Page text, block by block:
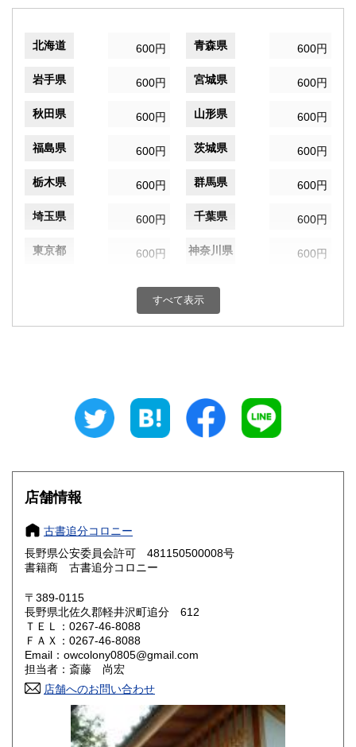
北海道 600円 青森県 600円
岩手県 600円 宮城県 600円
秋田県 600円 山形県 600円
福島県 600円 茨城県 600円
栃木県 600円 群馬県 600円
埼玉県 600円 千葉県 600円
東京都 600円 神奈川県 600円
600円 富山県
600円 三重県
大阪府
奈良県
鳥取県 600円 島根県
岡山県
山口県 600円
香川県 600円 愛媛県
高知県 600円
600円 長崎県
すべて表示
店舗情報
古書追分コロニー
長野県公安委員会許可 481150500008号
書籍商 古書追分コロニー
〒389-0115
長野県北佐久郡軽井沢町追分 612
ＴＥＬ：0267-46-8088
ＦＡＸ：0267-46-8088
Email：owcolony0805@gmail.com
担当者：斎藤 尚宏
店舗へのお問い合わせ